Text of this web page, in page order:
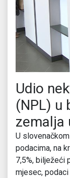
Udio
(NPL) u
zemalja
U
podacima, na
7,5%, bilježeći
mjesec,